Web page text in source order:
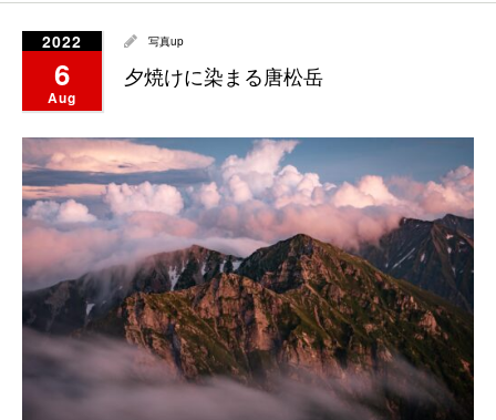
2022
6
Aug
写真up
夕焼けに染まる唐松岳